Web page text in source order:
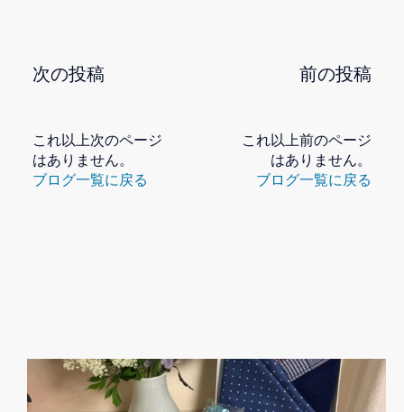
前の投稿
これ以上前のページ
はありません。
ブログ一覧に戻る
次の投稿
これ以上次のページ
はありません。
ブログ一覧に戻る